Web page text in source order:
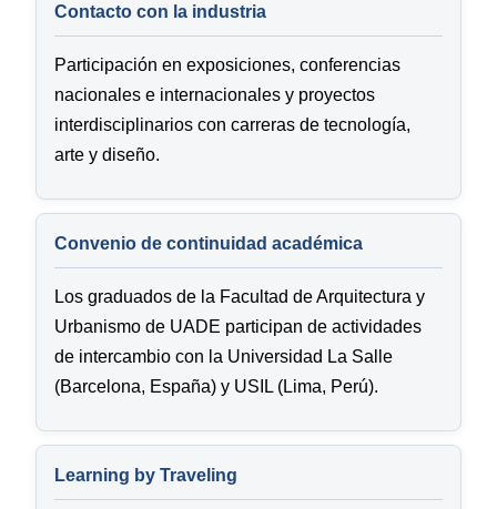
Contacto con la industria
Participación en exposiciones, conferencias
nacionales e internacionales y proyectos
interdisciplinarios con carreras de tecnología,
arte y diseño.
Convenio de continuidad académica
Los graduados de la Facultad de Arquitectura y
Urbanismo de UADE participan de actividades
de intercambio con la Universidad La Salle
(Barcelona, España) y USIL (Lima, Perú).
Learning by Traveling